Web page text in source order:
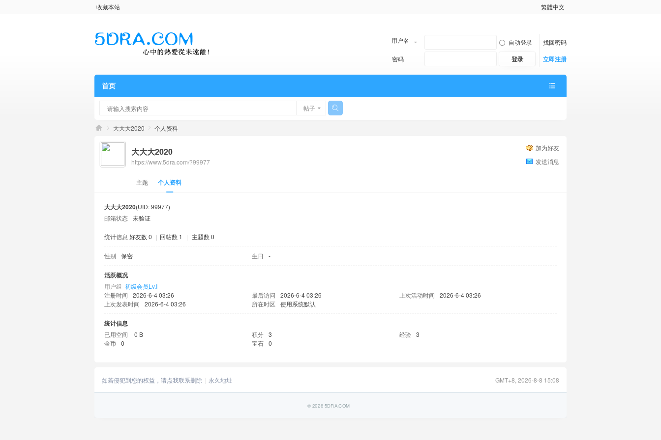
收藏本站 繁體中文
用户名 自动登录
找回密码
密码
登录 立即注册
首页
帖子
大大大2020 个人资料
加为好友
发送消息
大大大2020
https://www.5dra.com/?99977
主题 个人资料
大大大2020(UID: 99977)
邮箱状态 未验证
统计信息 好友数 0 | 回帖数 1 | 主题数 0
性别 保密 生日 -
活跃概况
用户组 初级会员Lv.Ⅰ
注册时间
2026-6-4 03:26 最后访问 2026-6-4 03:26 上次活动时间
2026-6-4 03:26
上次发表时间
2026-6-4 03:26 所在时区 使用系统默认
统计信息
已用空间 0 B 积分 3 经验 3
金币
0 宝石 0
如若侵犯到您的权益，请点我联系删除 永久地址 GMT+8, 2026-8-8 15:08
© 2026 5DRA.COM